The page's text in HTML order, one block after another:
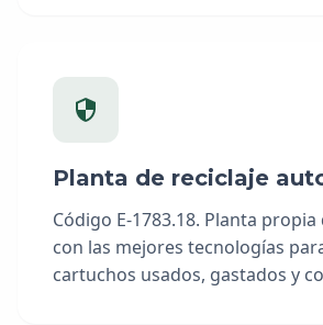
Planta de reciclaje
Código E-1783.18. Planta
con las mejores tecnologías
cartuchos usados, gastados y